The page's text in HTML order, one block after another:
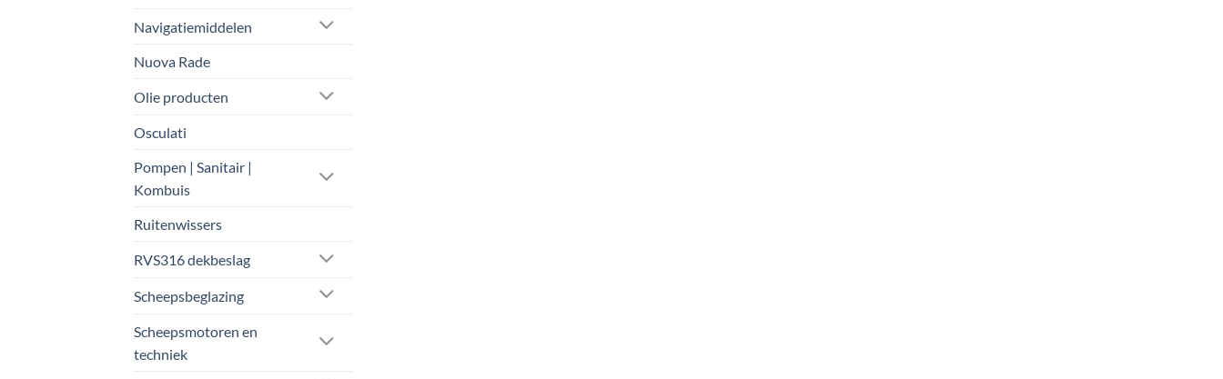
Navigatiemiddelen
Nuova Rade
Olie producten
Osculati
Pompen | Sanitair |
Kombuis
Ruitenwissers
RVS316 dekbeslag
Scheepsbeglazing
Scheepsmotoren en
techniek